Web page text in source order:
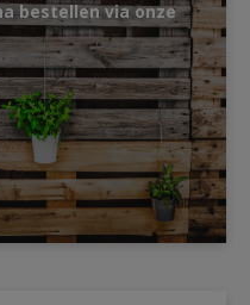
bestellen via onze